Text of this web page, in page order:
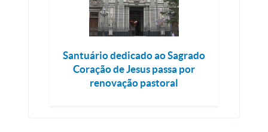
Santuário dedicado ao Sagrado
Coração de Jesus passa por
renovação pastoral